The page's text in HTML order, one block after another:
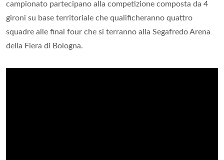
campionato partecipano alla competizione composta da 4
gironi su base territoriale che qualificheranno quattro
squadre alle final four che si terranno alla Segafredo Arena
della Fiera di Bologna.